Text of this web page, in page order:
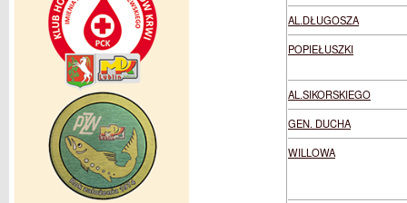
AL.DŁUGOSZA
POPIEŁUSZKI
AL.SIKORSKIEGO
GEN. DUCHA
WILLOWA